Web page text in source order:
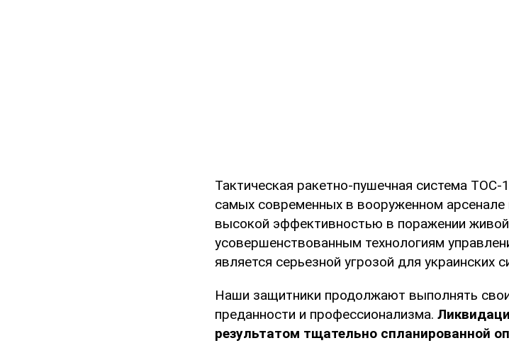
Тактическая ракетно-пушечная система ТОС-
самых современных в вооруженном арсенале
высокой эффективностью в поражении
усовершенствованным технологиям
является серьезной угрозой для украинских
Наши защитники продолжают выполнять
преданности и профессионализма.
результатом тщательно спланированной